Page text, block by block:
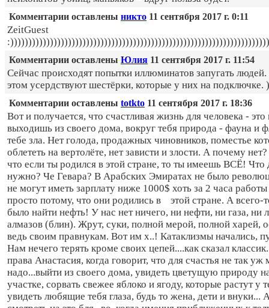
Комментарии оставлены никто 11 сентября 2017 г. 0:11
ZeitGuest
Комментарии оставлены Юлия 11 сентября 2017 г. 11:54
Сейчас происходят попытки иллюминатов запугать
этом усердствуют шестёрки, которые у них на подключке.
Комментарии оставлены totkto 11 сентября 2017 г. 18:36
Вот и получается, что счастливая жизнь для человека - это
выходишь из своего дома, вокруг тебя природа - фауна и
тебе зла. Нет голода, продажных чиновников, поместье
облететь на вертолёте, нет зависти и злости. А почему
что если ты родился в этой стране, то ты имеешь ВСЁ! Что
нужно? Че Гевара? В Арабских Эмиратах не было
не могут иметь зарплату ниже 1000$ хоть за 2 часа
просто потому, что они родились в этой стране. А всего-
было найти нефть! У нас нет ничего, ни нефти, ни газа, ни
алмазов (блин). Жрут, суки, полной мерой, полной харей,
ведь своим правнукам. Вот им х..! Катаклизмы начались,
Нам нечего терять кроме своих цепей....как сказал
права Анастасия, когда говорит, что для счастья не так уж
надо...выйти из своего дома, увидеть цветущую природу
участке, сорвать свежее яблоко и ягоду, которые растут у
увидеть любящие тебя глаза, будь то жена, дети и внуки...